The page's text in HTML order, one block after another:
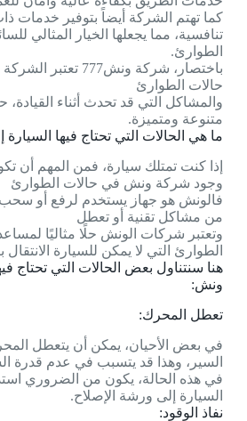
كما تهتم الشركة أيضاً بتوفير خدمات
تنافسية، مما يجعلها الخيار المثالي
الطوارئ.
باختصار، شركة
حالات الطوارئ
والمشاكل التي قد تحدث أثناء
متنوعة ومتميزة.
ما هي الحالات التي تحتاج فيها
إذا كنت تمتلك سيارة، فمن المهم أن
وجود شركة ونش في حالات الطوارئ
فالونش هو جهاز يستخدم لرفع أو سحب
من مشاكل تقنية أو تعطل
وتعتبر شركات الونش حلًا مثاليًا
الطوارئ التي لا يمكن للسيارة الانتقال
هنا سنتناول بعض الحالات التي تحتاج
ونش:
تعطل المحرك:
في بعض الأحيان، يمكن أن يتعطل
السير، وهذا قد يتسبب في عدم قدرة
في هذه الحالة، يكون من الضروري
السيارة إلى ورشة الإصلاح.
نفاذ الوقود: